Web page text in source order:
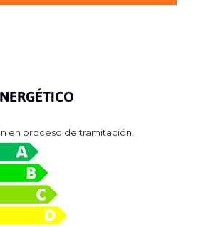
en proceso de tramitación.